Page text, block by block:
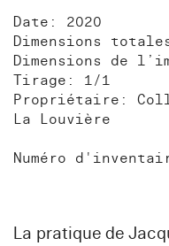
Date: 2020
Dimensions
Dimensions de
Tirage: 1/1
Propriétaire:
La Louvière
Numéro
La pratique de